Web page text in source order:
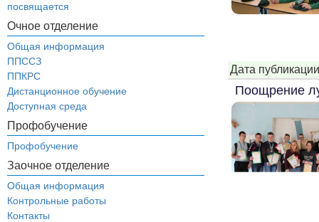
посвящается
Очное отделение
Общая информация
ППССЗ
ППКРС
Дистанционное обучение
Доступная среда
Профобучение
Профобучение
Заочное отделение
Общая информация
Контрольные работы
Контакты
Дата
Поощрение